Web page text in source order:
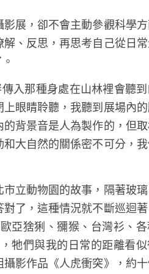
展，卻不會主動參觀科學
、反思，再思考自己從日
入那種身處在山林裡會聽
眼睛聆聽，我聽到展場內
背景音是人為製作的，但
和大自然的關係密不可分，
立動物園的故事，隔著玻
了，這種情況就不斷巡迴
亞猞猁、獼猴、台灣衫、
牠們與我的日常的距離看
影作品《人虎衝突》，約